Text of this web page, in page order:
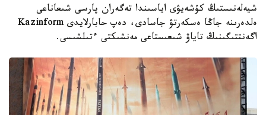
شيەلەنىستىڭ كۇشەيۋى اياسىندا تەگەران پارسى شىعاناعى
ەلدەرىنە جاڭا ەسكەرتۋ جاسادى، دەپ حابارلايدى Kazinform
اگەنتتىگىنىڭ تاياۋ شىعىستاعى مەنشىكتى ءتىلشىسى.